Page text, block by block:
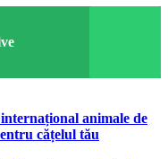
animale de
cățelul tău